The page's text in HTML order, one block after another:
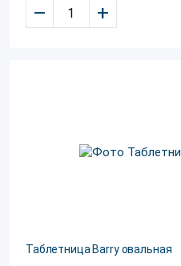
– +
Таблетница Barry овальная